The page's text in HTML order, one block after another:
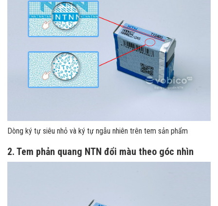
Dòng ký tự siêu nhỏ và ký tự ngẫu nhiên trên tem sản phẩm
2. Tem phản quang NTN đổi màu theo góc nhìn